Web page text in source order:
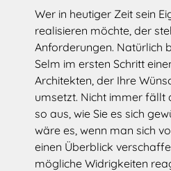
Wer in heutiger Zeit sein
realisieren möchte, der
Anforderungen. Natürlich
Selm im ersten Schritt
Architekten, der Ihre
umsetzt. Nicht immer fällt
so aus, wie Sie es sich
wäre es, wenn man sich
einen Überblick
mögliche Widrigkeiten